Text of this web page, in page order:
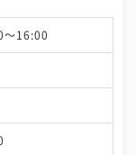
〜16:00